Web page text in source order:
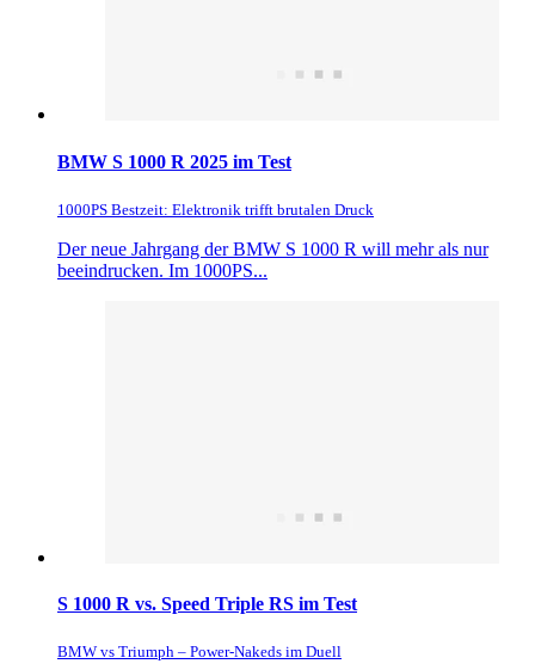
BMW S 1000 R 2025 im Test
1000PS Bestzeit: Elektronik trifft brutalen Druck
Der neue Jahrgang der BMW S 1000 R will mehr als nur
beeindrucken. Im 1000PS...
S 1000 R vs. Speed Triple RS im Test
BMW vs Triumph – Power-Nakeds im Duell